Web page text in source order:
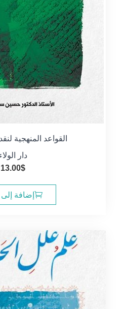
القواعد المنهجية
دار
13.00$
إضافة